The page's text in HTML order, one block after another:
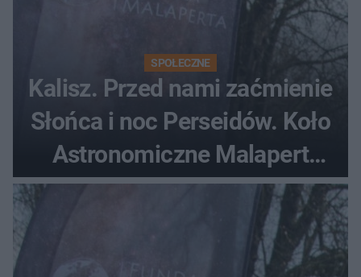
SPOŁECZNE
Kalisz. Przed nami zaćmienie
Słońca i noc Perseidów. Koło
Astronomiczne Malapert
zaprasza na wspólne